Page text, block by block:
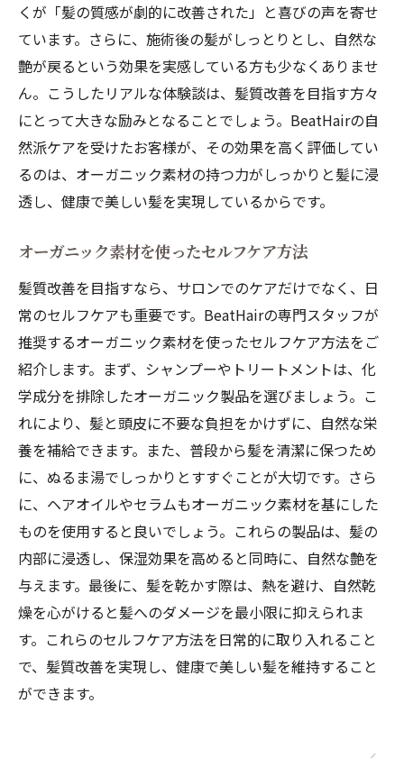
くが「髪の質感が劇的に改善された」と喜びの声を寄せ
ています。さらに、施術後の髪がしっとりとし、自然な
艶が戻るという効果を実感している方も少なくありませ
ん。こうしたリアルな体験談は、髪質改善を目指す方々
にとって大きな励みとなることでしょう。BeatHairの自
然派ケアを受けたお客様が、その効果を高く評価してい
るのは、オーガニック素材の持つ力がしっかりと髪に浸
透し、健康で美しい髪を実現しているからです。
オーガニック素材を使ったセルフケア方法
髪質改善を目指すなら、サロンでのケアだけでなく、日
常のセルフケアも重要です。BeatHairの専門スタッフが
推奨するオーガニック素材を使ったセルフケア方法をご
紹介します。まず、シャンプーやトリートメントは、化
学成分を排除したオーガニック製品を選びましょう。こ
れにより、髪と頭皮に不要な負担をかけずに、自然な栄
養を補給できます。また、普段から髪を清潔に保つため
に、ぬるま湯でしっかりとすすぐことが大切です。さら
に、ヘアオイルやセラムもオーガニック素材を基にした
ものを使用すると良いでしょう。これらの製品は、髪の
内部に浸透し、保湿効果を高めると同時に、自然な艶を
与えます。最後に、髪を乾かす際は、熱を避け、自然乾
燥を心がけると髪へのダメージを最小限に抑えられま
す。これらのセルフケア方法を日常的に取り入れること
で、髪質改善を実現し、健康で美しい髪を維持すること
ができます。